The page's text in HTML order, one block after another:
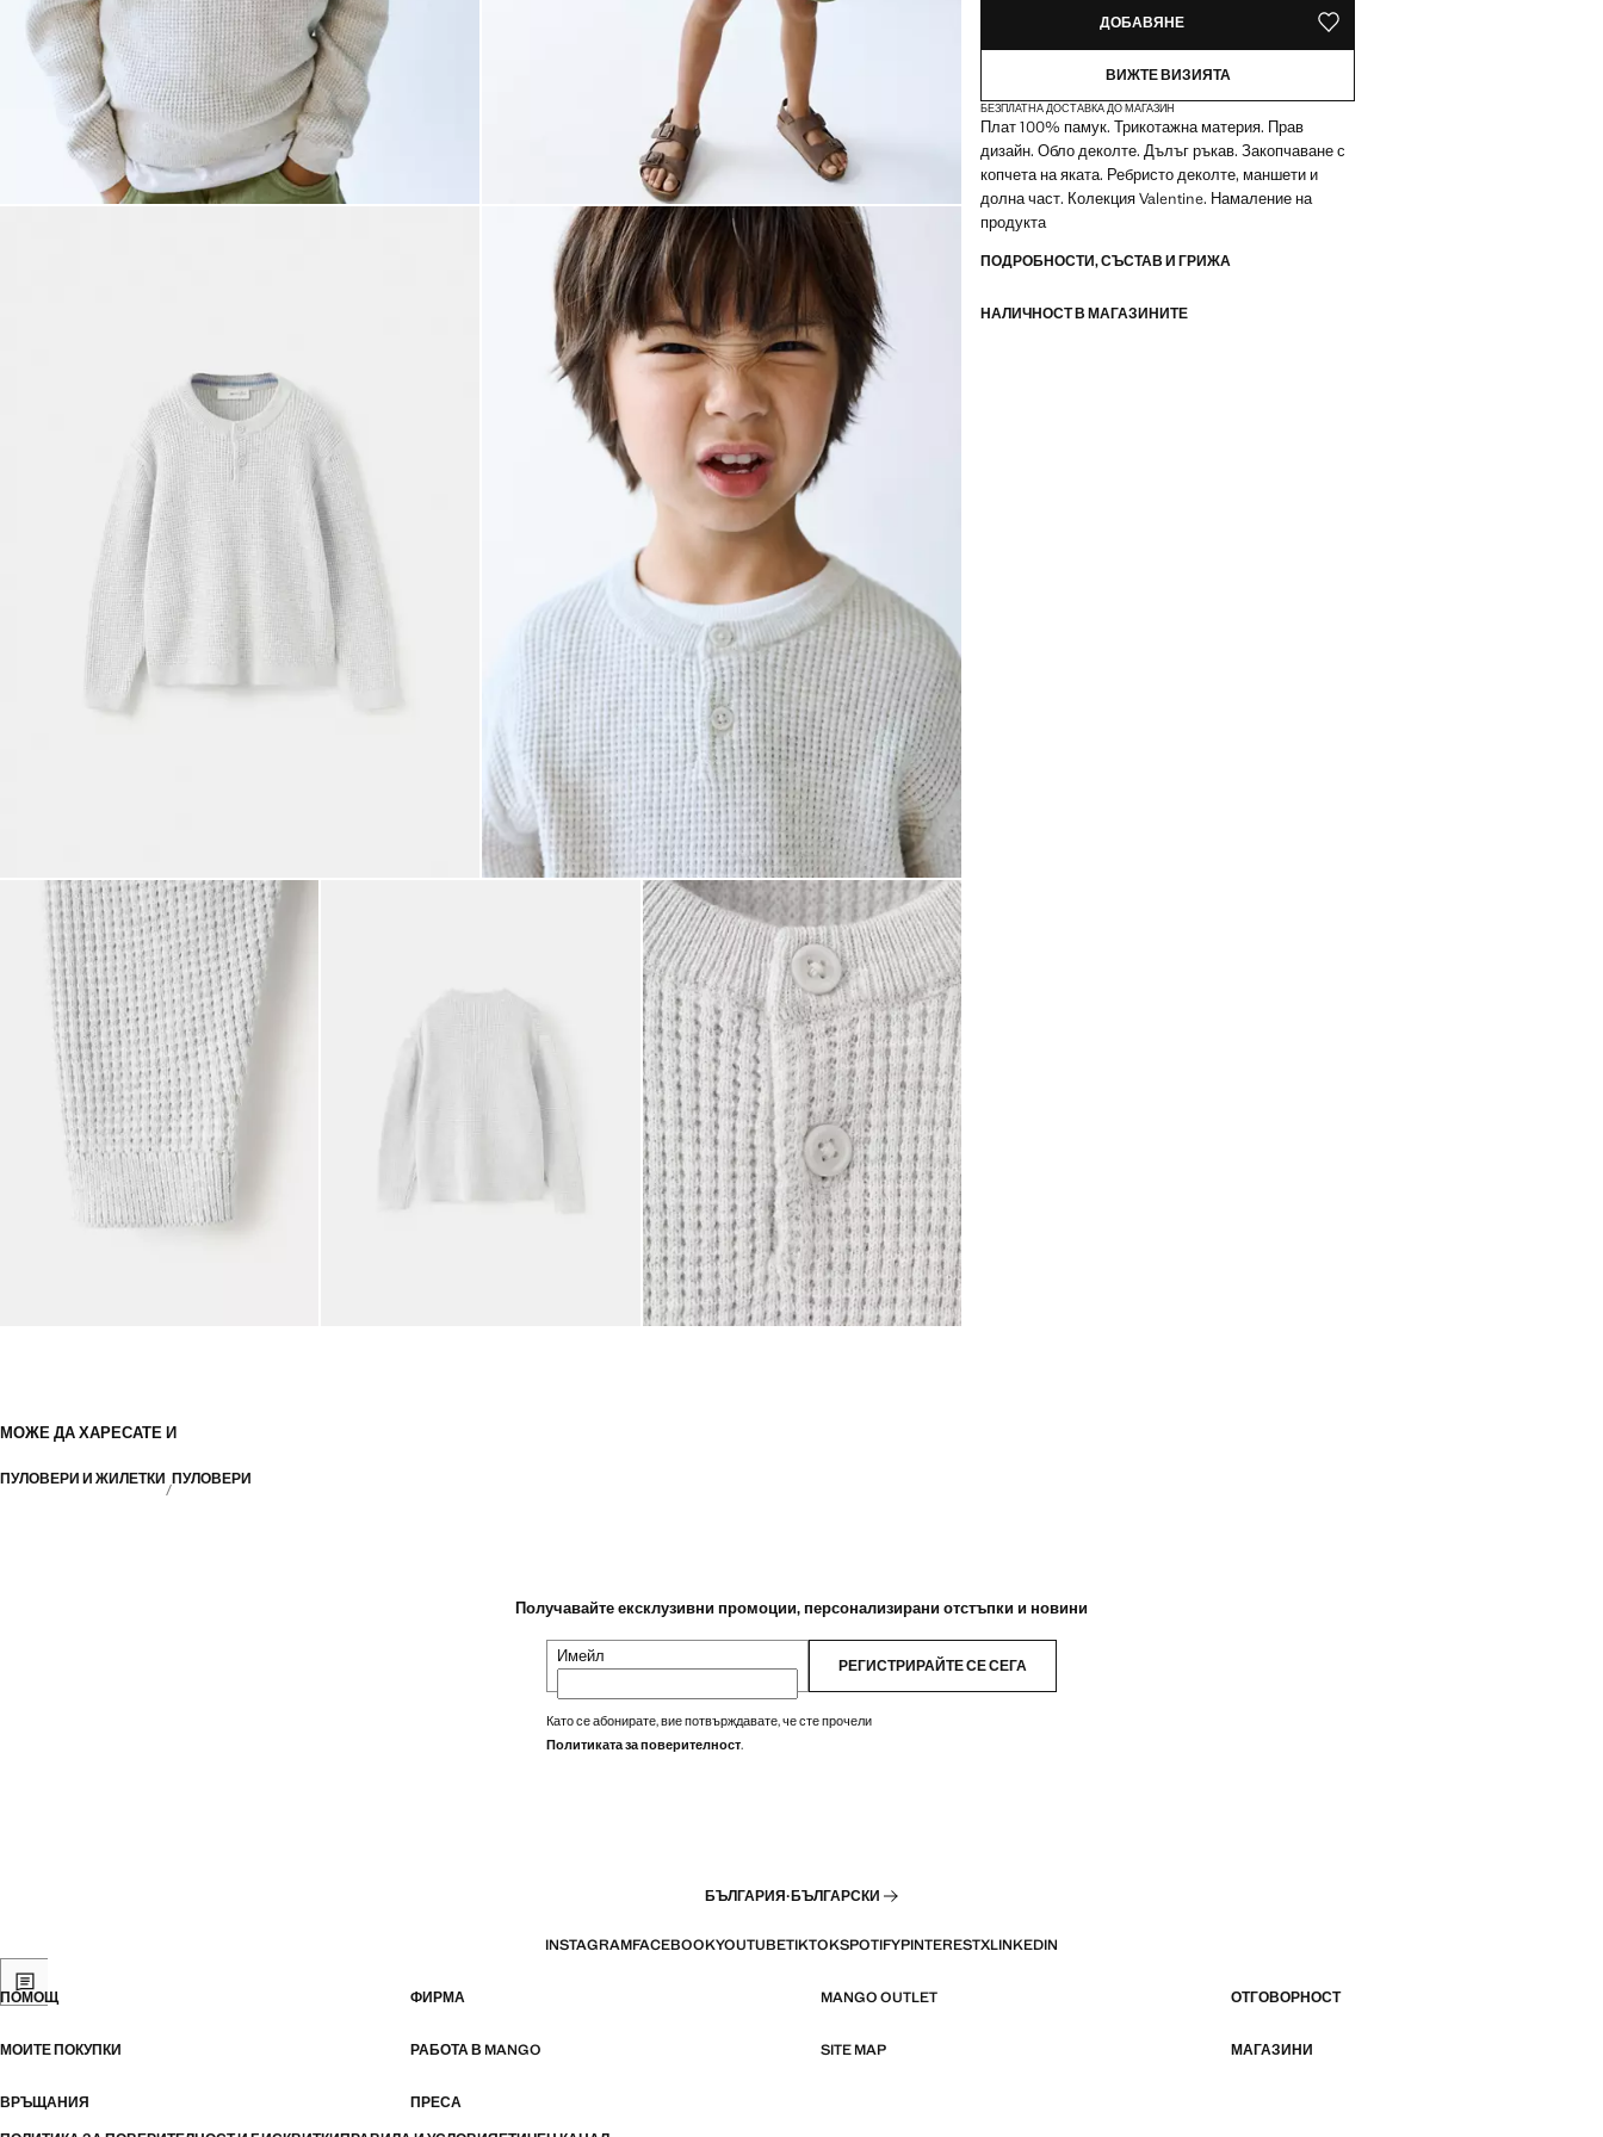
ДОБАВЯНЕ ЗАПАЗВАНЕ В СПИСЪКА С ЛЮБИМИ
ВИЖТЕ ВИЗИЯТА
БЕЗПЛАТНА ДОСТАВКА ДО МАГАЗИН
Плат 100% памук. Трикотажна материя. Прав
дизайн. Обло деколте. Дълъг ръкав. Закопчаване с
копчета на яката. Ребристо деколте, маншети и
долна част. Колекция Valentine. Намаление на
продукта
ПОДРОБНОСТИ, СЪСТАВ И ГРИЖА
НАЛИЧНОСТ В МАГАЗИНИТЕ
МОЖЕ ДА ХАРЕСАТЕ И
ПУЛОВЕРИ И ЖИЛЕТКИ ПУЛОВЕРИ
Получавайте ексклузивни промоции, персонализирани отстъпки и новини
Имейл РЕГИСТРИРАЙТЕ СЕ СЕГА
Като се абонирате, вие потвърждавате, че сте прочели
Политиката за поверителност.
БЪЛГАРИЯ·БЪЛГАРСКИ
INSTAGRAMFACEBOOKYOUTUBETIKTOKSPOTIFYPINTERESTXLINKEDIN
ПОМОЩ ФИРМА MANGO OUTLET ОТГОВОРНОСТ
МОИТЕ ПОКУПКИ РАБОТА В MANGO SITE MAP МАГАЗИНИ
ВРЪЩАНИЯ
ПРЕСА